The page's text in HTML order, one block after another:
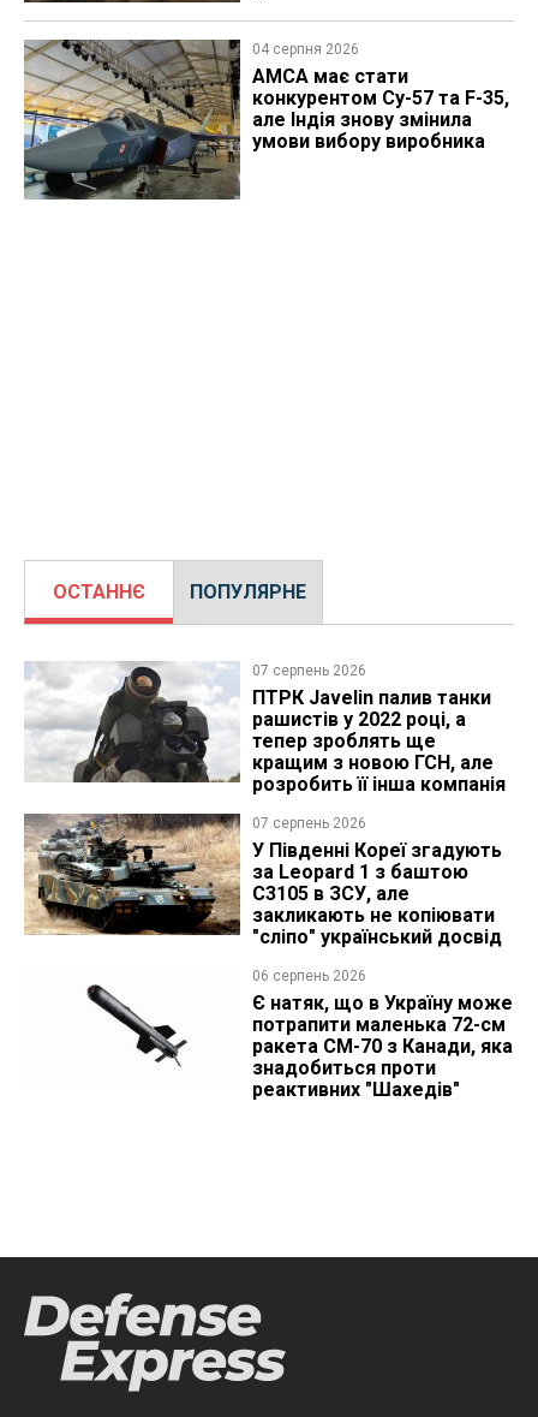
04 серпня 2026
AMCA має стати
конкурентом Су-57 та F-35,
але Індія знову змінила
умови вибору виробника
ОСТАННЄ ПОПУЛЯРНЕ
07 серпень 2026
ПТРК Javelin палив танки
рашистів у 2022 році, а
тепер зроблять ще
кращим з новою ГСН, але
розробить її інша компанія
07 серпень 2026
У Південні Кореї згадують
за Leopard 1 з баштою
C3105 в ЗСУ, але
закликають не копіювати
"сліпо" український досвід
06 серпень 2026
Є натяк, що в Україну може
потрапити маленька 72-см
ракета CM-70 з Канади, яка
знадобиться проти
реактивних "Шахедів"